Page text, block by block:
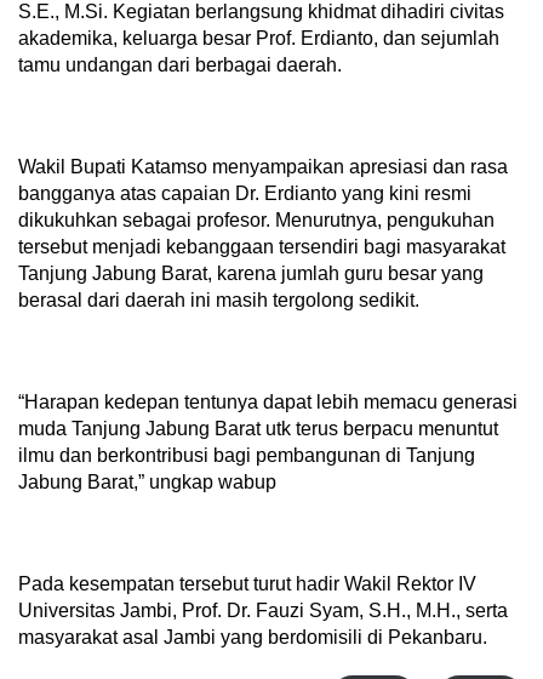
S.E., M.Si. Kegiatan berlangsung khidmat dihadiri civitas
akademika, keluarga besar Prof. Erdianto, dan sejumlah
tamu undangan dari berbagai daerah.
Wakil Bupati Katamso menyampaikan apresiasi dan rasa
bangganya atas capaian Dr. Erdianto yang kini resmi
dikukuhkan sebagai profesor. Menurutnya, pengukuhan
tersebut menjadi kebanggaan tersendiri bagi masyarakat
Tanjung Jabung Barat, karena jumlah guru besar yang
berasal dari daerah ini masih tergolong sedikit.
“Harapan kedepan tentunya dapat lebih memacu generasi
muda Tanjung Jabung Barat utk terus berpacu menuntut
ilmu dan berkontribusi bagi pembangunan di Tanjung
Jabung Barat,” ungkap wabup
Pada kesempatan tersebut turut hadir Wakil Rektor IV
Universitas Jambi, Prof. Dr. Fauzi Syam, S.H., M.H., serta
masyarakat asal Jambi yang berdomisili di Pekanbaru.